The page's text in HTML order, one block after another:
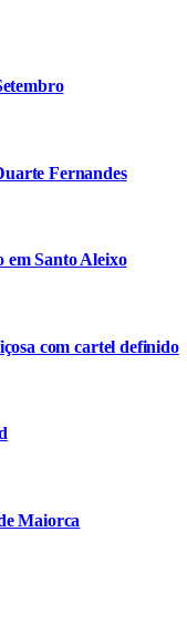
Fernandes
em Santo Aleixo
com cartel definido
Maiorca